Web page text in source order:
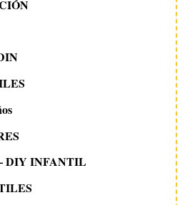
DIY INFANTIL